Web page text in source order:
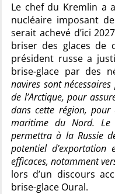
Le chef du Kremlin a
nucléaire imposant
serait achevé d’ici
briser des glaces de
président russe a
brise-glace par des
navires sont
de l’Arctique, pour
dans cette région,
maritime du Nord. Le
permettra à la Russie
potentiel d’exportation
efficaces, notamment
lors d’un discours
brise-glace Oural.